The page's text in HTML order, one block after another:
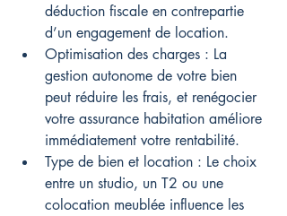
déduction fiscale en contrepartie
d’un engagement de location.
Optimisation des charges : La
gestion autonome de votre bien
peut réduire les frais, et renégocier
votre assurance habitation améliore
immédiatement votre rentabilité.
Type de bien et location : Le choix
entre un studio, un T2 ou une
colocation meublée influence les